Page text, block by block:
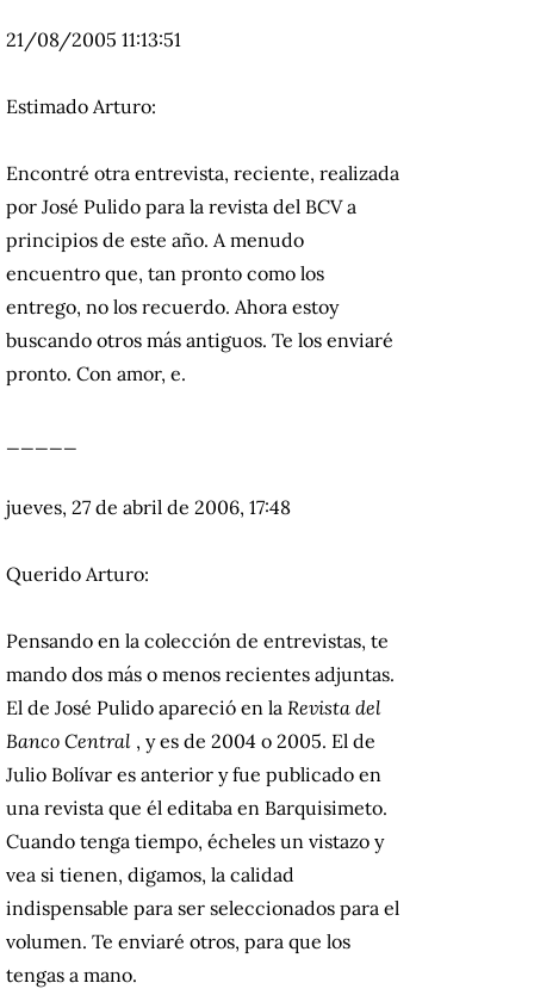
21/08/2005 11:13:51
Estimado Arturo:
Encontré otra entrevista, reciente, realizada
por José Pulido para la revista del BCV a
principios de este año. A menudo
encuentro que, tan pronto como los
entrego, no los recuerdo. Ahora estoy
buscando otros más antiguos. Te los enviaré
pronto. Con amor, e.
jueves, 27 de abril de 2006, 17:48
Querido Arturo:
Pensando en la colección de entrevistas, te
mando dos más o menos recientes adjuntas.
El de José Pulido apareció en la Revista del
Banco Central , y es de 2004 o 2005. El de
Julio Bolívar es anterior y fue publicado en
una revista que él editaba en Barquisimeto.
Cuando tenga tiempo, écheles un vistazo y
vea si tienen, digamos, la calidad
indispensable para ser seleccionados para el
volumen. Te enviaré otros, para que los
tengas a mano.